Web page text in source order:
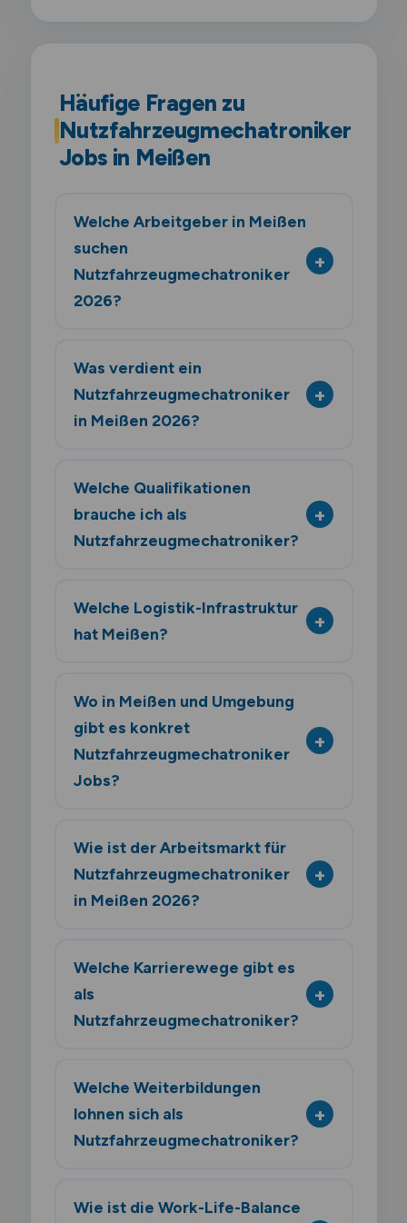
Häufige Fragen zu
Nutzfahrzeugmechatroniker
Jobs in Meißen
Welche Arbeitgeber in Meißen
suchen
Nutzfahrzeugmechatroniker
2026?
Was verdient ein
Nutzfahrzeugmechatroniker
in Meißen 2026?
Welche Qualifikationen
brauche ich als
Nutzfahrzeugmechatroniker?
Welche Logistik-Infrastruktur
hat Meißen?
Wo in Meißen und Umgebung
gibt es konkret
Nutzfahrzeugmechatroniker
Jobs?
Wie ist der Arbeitsmarkt für
Nutzfahrzeugmechatroniker
in Meißen 2026?
Welche Karrierewege gibt es
als
Nutzfahrzeugmechatroniker?
Welche Weiterbildungen
lohnen sich als
Nutzfahrzeugmechatroniker?
Wie ist die Work-Life-Balance